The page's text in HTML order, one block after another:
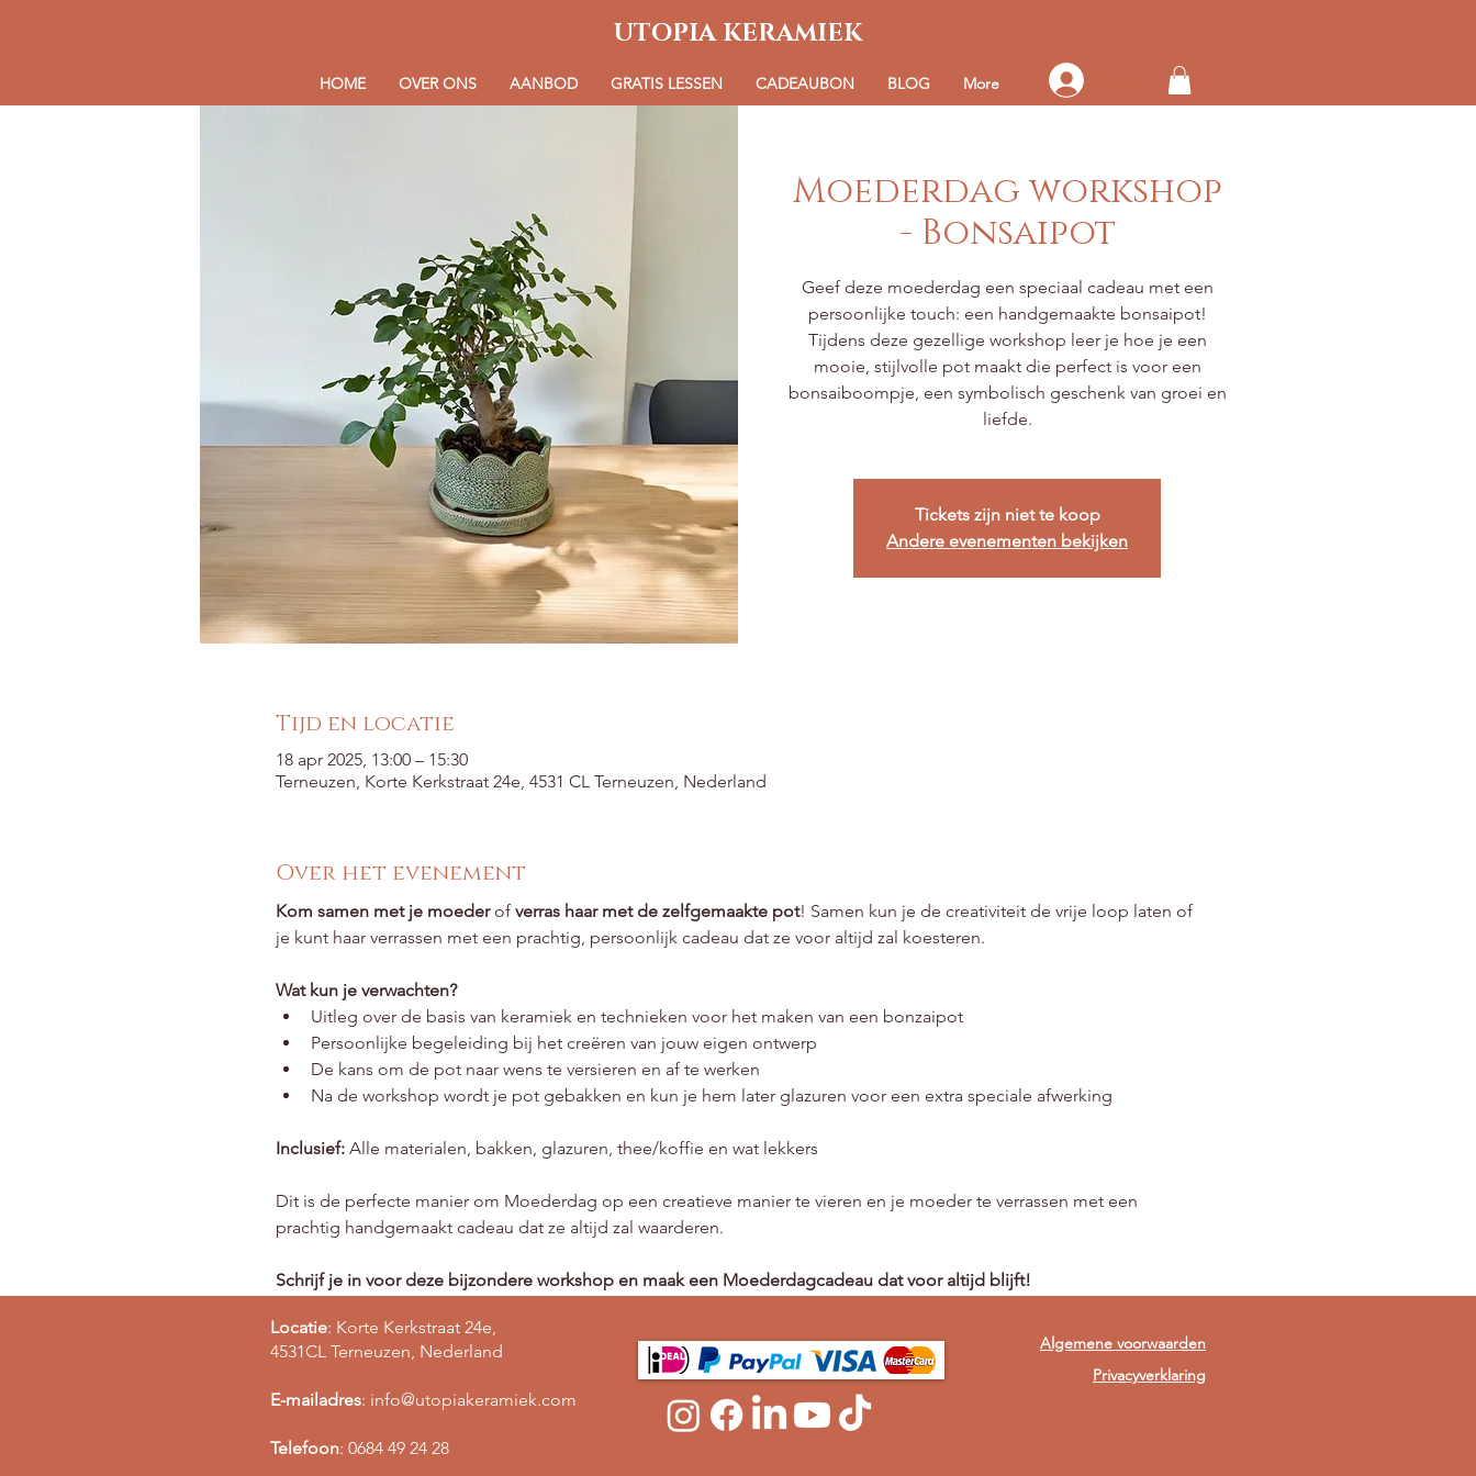
UTOPIA KERAMIEK
HOME OVER ONS AANBOD GRATIS LESSEN CADEAUBON BLOG More Log in op je account
Moederdag workshop
- Bonsaipot
Geef deze moederdag een speciaal cadeau met een
persoonlijke touch: een handgemaakte bonsaipot!
Tijdens deze gezellige workshop leer je hoe je een
mooie, stijlvolle pot maakt die perfect is voor een
bonsaiboompje, een symbolisch geschenk van groei en
liefde.
Tickets zijn niet te koop
Andere evenementen bekijken
Tijd en locatie
18 apr 2025, 13:00 – 15:30
Terneuzen, Korte Kerkstraat 24e, 4531 CL Terneuzen, Nederland
Over het evenement
Kom samen met je moeder of verras haar met de zelfgemaakte pot! Samen kun je de creativiteit de vrije loop laten of
je kunt haar verrassen met een prachtig, persoonlijk cadeau dat ze voor altijd zal koesteren.
Wat kun je verwachten?
Uitleg over de basis van keramiek en technieken voor het maken van een bonzaipot
Persoonlijke begeleiding bij het creëren van jouw eigen ontwerp
De kans om de pot naar wens te versieren en af te werken
Na de workshop wordt je pot gebakken en kun je hem later glazuren voor een extra speciale afwerking
Inclusief: Alle materialen, bakken, glazuren, thee/koffie en wat lekkers
Dit is de perfecte manier om Moederdag op een creatieve manier te vieren en je moeder te verrassen met een
prachtig handgemaakt cadeau dat ze altijd zal waarderen.
Schrijf je in voor deze bijzondere workshop en maak een Moederdagcadeau dat voor altijd blijft!
Locatie: Korte Kerkstraat 24e,
4531CL Terneuzen, Nederland
E-mailadres: info@utopiakeramiek.com
Telefoon: 0684 49 24 28
Algemene voorwaarden
Privacyverklaring